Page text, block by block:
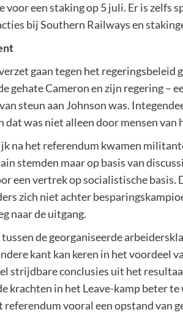
voor een staking op 5 juli. Er is zelfs
bij Southern Railways en
gaan tegen het regeringsbeleid
gehate Cameron en zijn regering –
steun aan Johnson was.
dat was niet alleen door mensen van
na het referendum kwamen
stemden maar op basis van
een vertrek op socialistische basis.
zich niet achter
naar de uitgang.
de georganiseerde
kant kan keren in het voordeel
strijdbare conclusies uit het
krachten in het Leave-kamp beter
vooral een opstand van